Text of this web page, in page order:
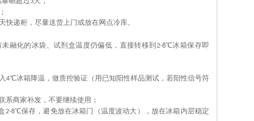
递柜，尽量送货上门或放在网点冷库。
融化的冰袋、试剂盒温度仍偏低，直接转移到 2-8℃冰箱保存即
4℃冰箱降温，做质控验证（用已知阳性样品测试，若阳性信号符
系商家补发，不要继续使用；
2-8℃保存，避免放在冰箱门（温度波动大），放在冰箱内层稳定